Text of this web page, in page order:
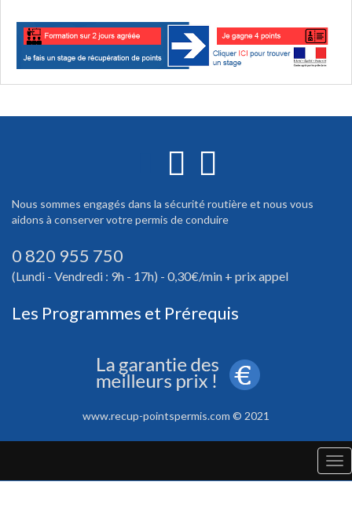
Nous sommes engagés dans la sécurité routière et nous vous
aidons à conserver votre permis de conduire
0 820 955 750
(Lundi - Vendredi : 9h - 17h) - 0,30€/min + prix appel
Les Programmes et Prérequis
www.recup-pointspermis.com © 2021